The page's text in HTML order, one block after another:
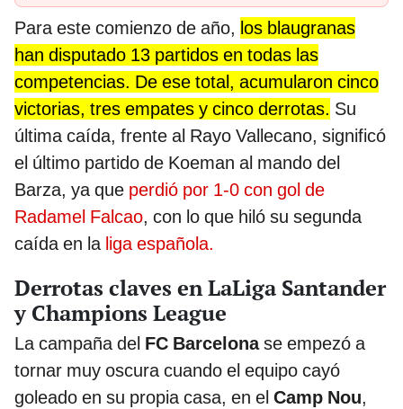
Para este comienzo de año, los blaugranas
han disputado 13 partidos en todas las
competencias. De ese total, acumularon cinco
victorias, tres empates y cinco derrotas. Su
última caída, frente al Rayo Vallecano, significó
el último partido de Koeman al mando del
Barza, ya que perdió por 1-0 con gol de
Radamel Falcao, con lo que hiló su segunda
caída en la liga española.
Derrotas claves en LaLiga Santander
y Champions League
La campaña del FC Barcelonase empezó a
tornar muy oscura cuando el equipo cayó
goleado en su propia casa, en el Camp Nou,